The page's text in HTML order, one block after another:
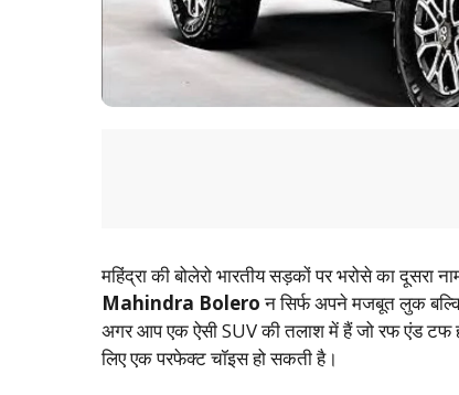
महिंद्रा की बोलेरो भारतीय सड़कों पर भरोसे का
Mahindra Boleroन सिर्फ अपने मजबूत लुक
अगर आप एक ऐसी SUV की तलाश में हैं जो रफ एंड टफ
लिए एक परफेक्ट चॉइस हो सकती है।